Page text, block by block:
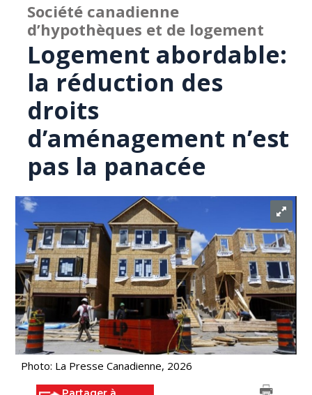
Société canadienne
d’hypothèques et de logement
Logement abordable:
la réduction des
droits
d’aménagement n’est
pas la panacée
Photo: La Presse Canadienne, 2026